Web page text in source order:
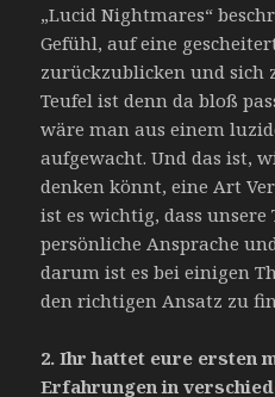
„Lucid Nightmares“
Gefühl, auf eine
zurückzublicken und sich
Teufel ist denn da bloß
wäre man aus einem
aufgewacht. Und das ist,
denken könnt, eine Art
ist es wichtig, dass unsere
persönliche Ansprache
darum ist es bei einigen
den richtigen Ansatz zu
2.Ihr hattet eure ersten
Erfahrungen in